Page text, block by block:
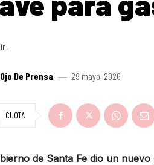
Ojo De Prensa 29 mayo, 2026
CUOTA
de Santa Fe dio un